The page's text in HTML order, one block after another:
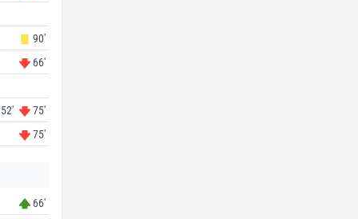
90'
66'
52'
75'
75'
66'